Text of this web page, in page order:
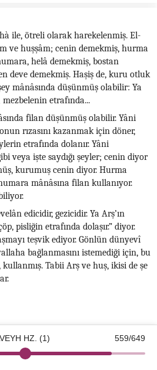
HZ. (1) 559/649
ile, ötreli olarak harekelenmiş. El-
ve huşşâm; cenin demekmiş, hurma
helâ demekmiş, bostan
deve demekmiş. Haşiş de, kuru otluk
mânâsında düşünmüş olabilir: Ya
mezbelenin etrafında...
filan düşünmüş olabilir. Yâni
rızasını kazanmak için döner,
etrafında dolanır. Yâni
veya işte saydığı şeyler; cenin diyor
kurumuş cenin diyor. Hurma
mânâsına filan kullanıyor.
edicidir, gezicidir. Ya Arş’ın
pisliğin etrafında dolaşır.” diyor.
teşvik ediyor. Gönlün dünyevî
bağlanmasını istemediği için, bu
Tabii Arş ve huş, ikisi de şe
٢ - قال، وقال أحمد: فى الحرِّية تمام العبودية، وفى تحقيق